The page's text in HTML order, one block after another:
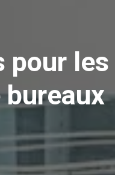
pour les